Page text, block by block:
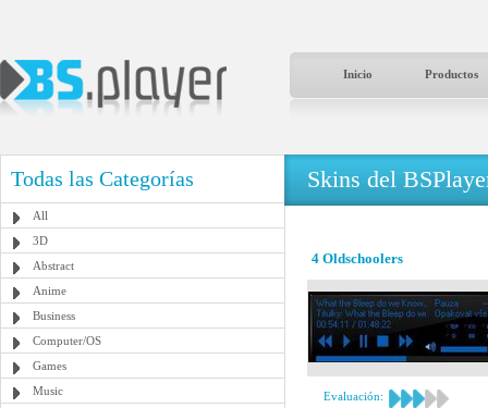
Inicio Productos
Todas las Categorías
All
3D
Abstract
Anime
Business
Computer/OS
Games
Music
Skins del
4 Oldschoolers
Evaluación: